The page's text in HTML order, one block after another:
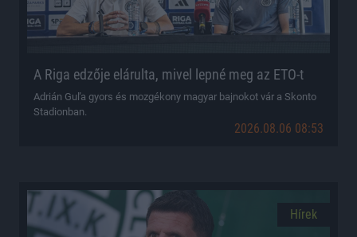
A Riga edzője elárulta, mivel lepné meg az ETO-t
Adrián Guľa gyors és mozgékony magyar bajnokot vár a Skonto
Stadionban.
2026.08.06 08:53
Hírek